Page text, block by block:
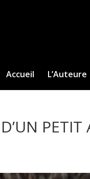
Accueil L’Auteure
D’UN